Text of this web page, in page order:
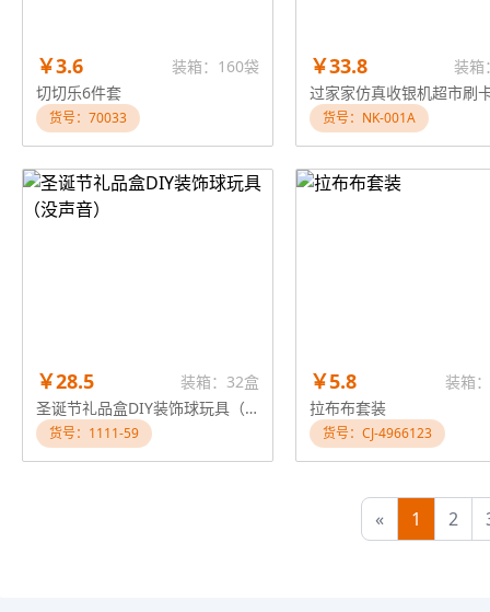
￥3.6
装箱：160袋
切切乐6件套
货号：70033
￥33.8 装箱
货号：NK-001A
￥28.5
装箱：32盒
圣诞节礼品盒DIY装饰球玩具（没声音）
货号：1111-59
￥5.8
装箱
拉布布套装
货号：CJ-4966123
« 1 2